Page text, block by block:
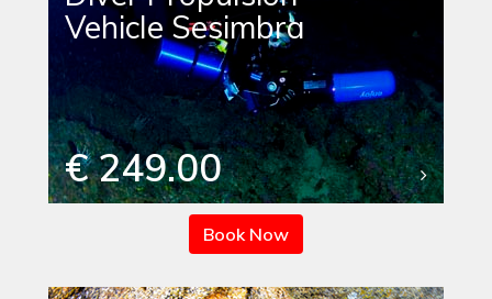
Vehicle Sesimbra
€ 249.00
Book Now